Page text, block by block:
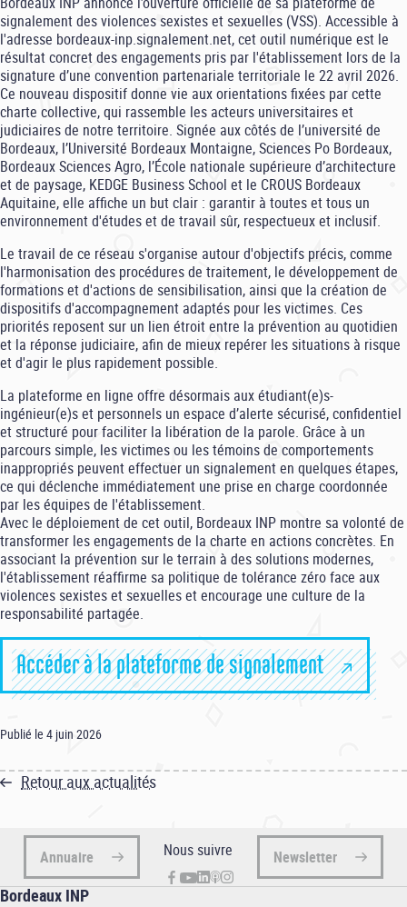
signalement des violences sexistes et sexuelles (VSS). Accessible à
l'adresse bordeaux-inp.signalement.net, cet outil numérique est le
résultat concret des engagements pris par l'établissement lors de la
signature d’une convention partenariale territoriale le 22 avril 2026.
Ce nouveau dispositif donne vie aux orientations fixées par cette
charte collective, qui rassemble les acteurs universitaires et
judiciaires de notre territoire. Signée aux côtés de l’université de
Bordeaux, l’Université Bordeaux Montaigne, Sciences Po Bordeaux,
Bordeaux Sciences Agro, l’École nationale supérieure d’architecture
et de paysage, KEDGE Business School et le CROUS Bordeaux
Aquitaine, elle affiche un but clair : garantir à toutes et tous un
environnement d'études et de travail sûr, respectueux et inclusif.
Le travail de ce réseau s'organise autour d'objectifs précis, comme
l'harmonisation des procédures de traitement, le développement de
formations et d'actions de sensibilisation, ainsi que la création de
dispositifs d'accompagnement adaptés pour les victimes. Ces
priorités reposent sur un lien étroit entre la prévention au quotidien
et la réponse judiciaire, afin de mieux repérer les situations à risque
et d'agir le plus rapidement possible.
La plateforme en ligne offre désormais aux étudiant(e)s-
ingénieur(e)s et personnels un espace d’alerte sécurisé, confidentiel
et structuré pour faciliter la libération de la parole. Grâce à un
parcours simple, les victimes ou les témoins de comportements
inappropriés peuvent effectuer un signalement en quelques étapes,
ce qui déclenche immédiatement une prise en charge coordonnée
par les équipes de l'établissement.
Avec le déploiement de cet outil, Bordeaux INP montre sa volonté de
transformer les engagements de la charte en actions concrètes. En
associant la prévention sur le terrain à des solutions modernes,
l'établissement réaffirme sa politique de tolérance zéro face aux
violences sexistes et sexuelles et encourage une culture de la
responsabilité partagée.
Accéder à la plateforme de signalement
Publié le 4 juin 2026
Retour aux actualités
Annuaire Nous suivre Newsletter
Bordeaux INP